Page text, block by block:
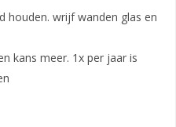
houden. wrijf wanden glas en
kans meer. 1x per jaar is